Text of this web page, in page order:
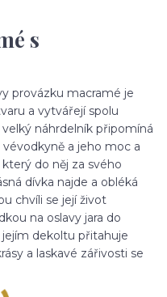
s
provázku macramé je
a vytvářejí spolu
náhrdelník připomíná
a jeho moc a
do něj za svého
dívka najde a obléká
chvíli se její život
na oslavy jara do
dekoltu přitahuje
a laskavé zářivosti se